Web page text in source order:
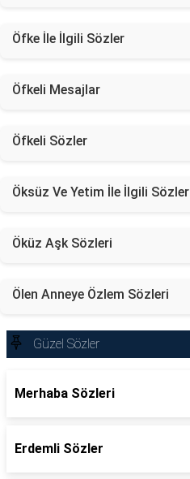
Öfke İle İlgili Sözler
Öfkeli Mesajlar
Öfkeli Sözler
Öksüz Ve Yetim İle İlgili Sözler
Öküz Aşk Sözleri
Ölen Anneye Özlem Sözleri
Güzel Sözler
Merhaba Sözleri
Erdemli Sözler